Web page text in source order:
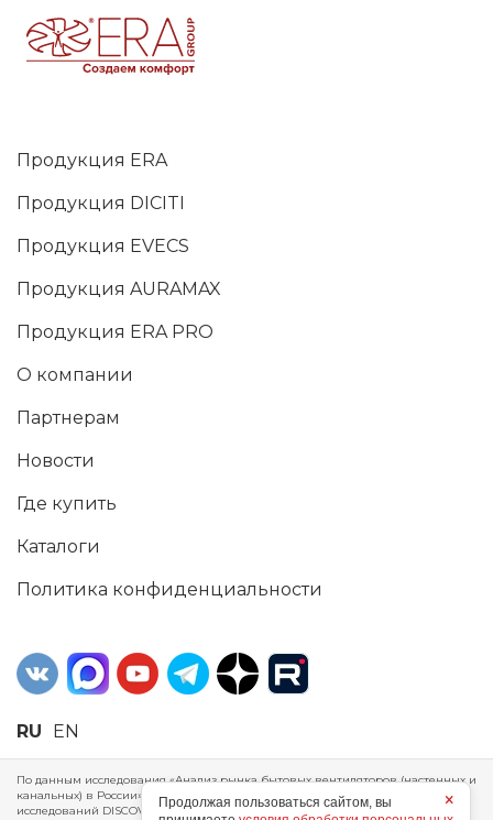
Продукция ERA
Продукция DICITI
Продукция EVECS
Продукция AURAMAX
Продукция ERA PRO
О компании
Партнерам
Новости
Где купить
Каталоги
Политика конфиденциальности
RU EN
По данным исследования «Анализ рынка бытовых вентиляторов (настенных и
канальных) в России», проведенного Агентством маркетинговых
исследований DISCOVERY RESEARCH Group, 2025 г. ERA Group (ООО «ЭРА»)
×
Продолжая пользоваться сайтом, вы